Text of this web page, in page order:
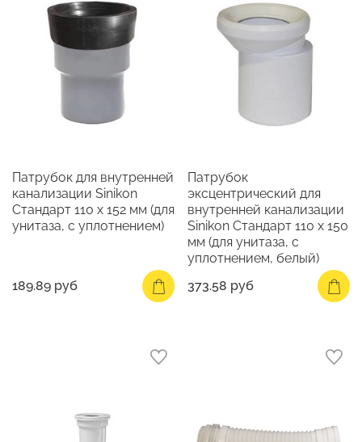
Патрубок для внутренней
канализации Sinikon
Стандарт 110 х 152 мм (для
унитаза, с уплотнением)
189.89 руб
Патрубок
эксцентрический для
внутренней канализации
Sinikon Стандарт 110 х 150
мм (для унитаза, с
уплотнением, белый)
373.58 руб